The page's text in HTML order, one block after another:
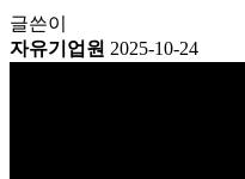
글쓴이
자유기업원 2025-10-24